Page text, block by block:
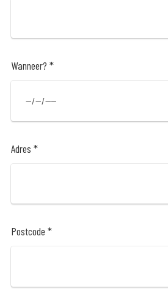
Wanneer? *
Adres *
Postcode *